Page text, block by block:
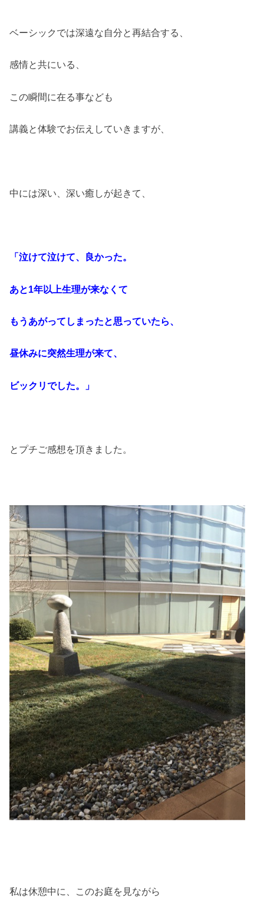
ベーシックでは深遠な自分と再結合する、
感情と共にいる、
この瞬間に在る事なども
講義と体験でお伝えしていきますが、
中には深い、深い癒しが起きて、
「泣けて泣けて、良かった。
あと1年以上生理が来なくて
もうあがってしまったと思っていたら、
昼休みに突然生理が来て、
ビックリでした。」
とプチご感想を頂きました。
私は休憩中に、このお庭を見ながら